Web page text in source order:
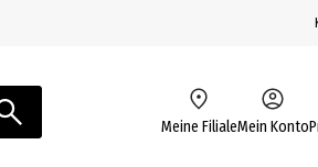
Meine FilialeMein Konto